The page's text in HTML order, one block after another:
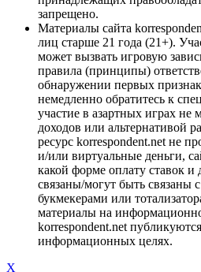
запрещено.
Материалы сайта
лиц старше 21 года (21+).
может вызвать игровую
правила (принципы)
обнаружении первых
немедленно обратитесь к
участие в азартных играх не
доходов или альтернативой
ресурс korrespondent.net не
и/или виртуальные деньги,
какой форме оплату ставок и
связаны/могут быть связаны
букмекерами или
материалы на
korrespondent.net
информационных целях.
X